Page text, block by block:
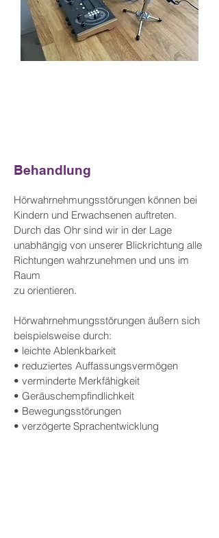
Behandlung
Hörwahrnehmungsstörungen können bei
Kindern und Erwachsenen auftreten.
Durch das Ohr sind wir in der Lage
unabhängig von unserer Blickrichtung alle
Richtungen wahrzunehmen und uns im
Raum
zu orientieren.
Hörwahrnehmungsstörungen äußern sich
beispielsweise durch:
• leichte Ablenkbarkeit
• reduziertes Auffassungsvermögen
• verminderte Merkfähigkeit
• Geräuschempfindlichkeit
• Bewegungsstörungen
• verzögerte Sprachentwicklung